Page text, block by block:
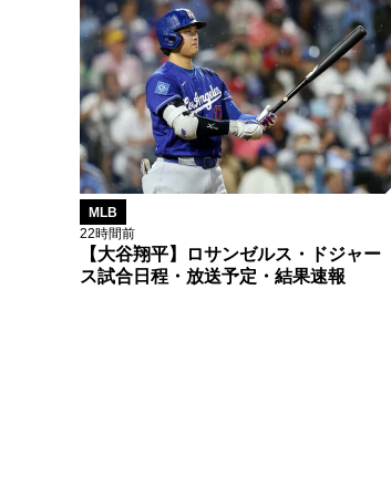
MLB
22時間前
【大谷翔平】ロサンゼルス・ドジャー
ス試合日程・放送予定・結果速報